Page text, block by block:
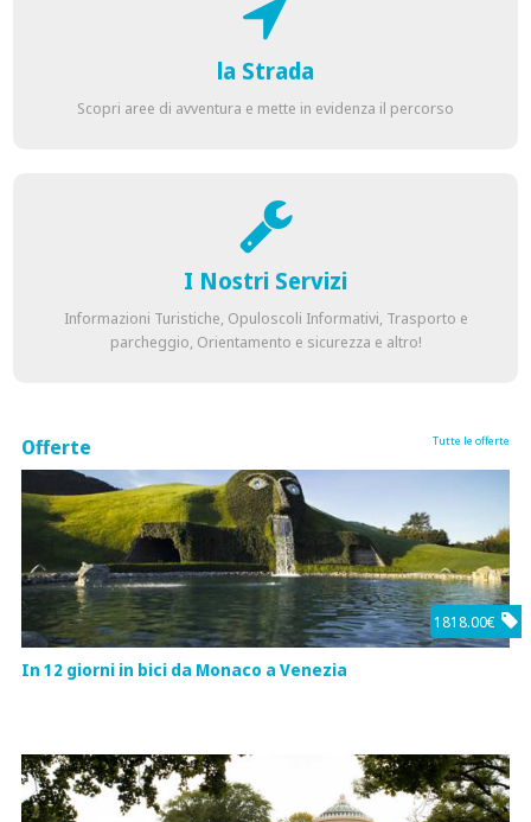
la Strada
Scopri aree di avventura e mette in evidenza il percorso
I Nostri Servizi
Informazioni Turistiche, Opuloscoli Informativi, Trasporto e
parcheggio, Orientamento e sicurezza e altro!
Offerte Tutte le offerte
1818.00€
In 12 giorni in bici da Monaco a Venezia